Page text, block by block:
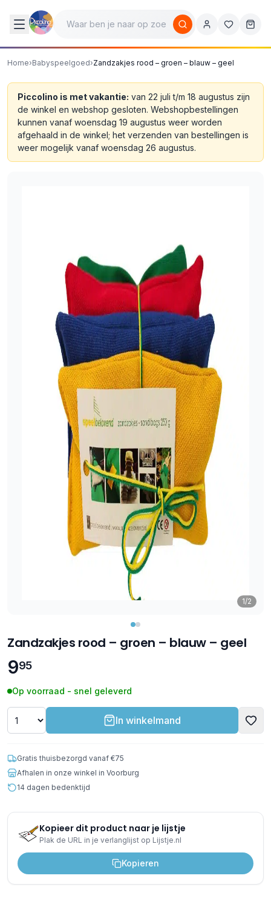
Home›Babyspeelgoed›Zandzakjes rood – groen – blauw – geel
Piccolino is met vakantie: van 22 juli t/m 18 augustus zijn
de winkel en webshop gesloten. Webshopbestellingen
kunnen vanaf woensdag 19 augustus weer worden
afgehaald in de winkel; het verzenden van bestellingen is
weer mogelijk vanaf woensdag 26 augustus.
1/2
Zandzakjes rood – groen – blauw – geel
995
Op voorraad - snel geleverd
In winkelmand
Gratis thuisbezorgd vanaf €75
Afhalen in onze winkel in Voorburg
14 dagen bedenktijd
Kopieer dit product naar je lijstje
Plak de URL in je verlanglijst op Lijstje.nl
Kopieren